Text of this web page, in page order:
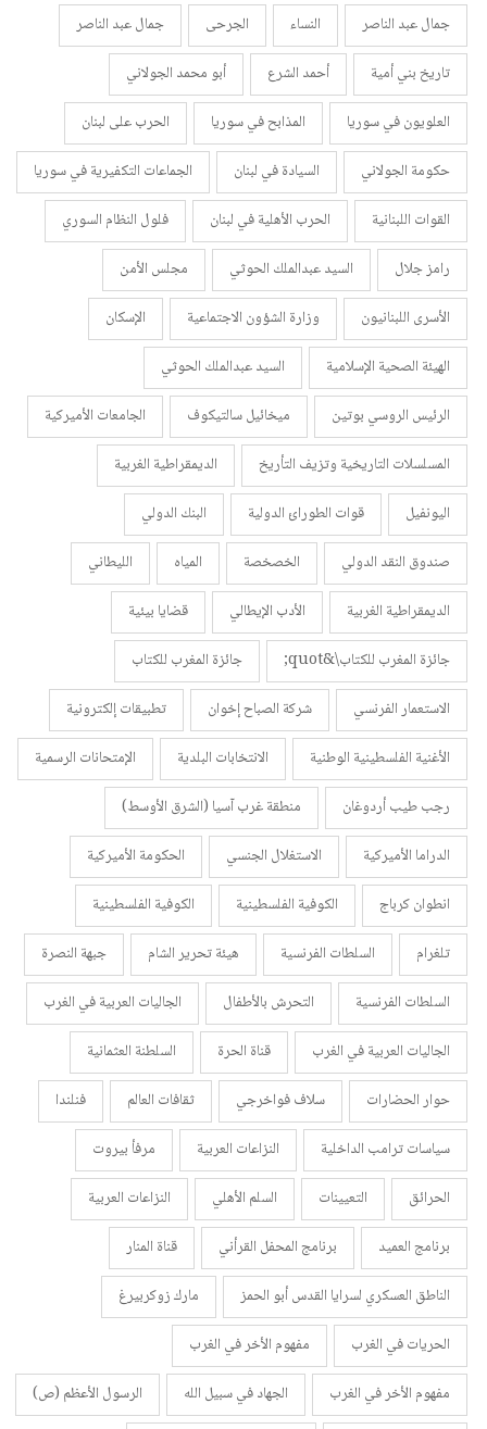
جمال عبد الناصر النساء الجرحى
جمال عبد الناصر
تاريخ بني أمية
أحمد الشرع
أبو محمد الجولاني
العلويون في سوريا
المذابح في سوريا
الحرب على لبنان
حكومة الجولاني
السيادة في لبنان
الجماعات التكفيرية في سوريا
القوات اللبنانية
الحرب الأهلية في لبنان
فلول النظام السوري
رامز جلال
السيد عبدالملك الحوثي
مجلس الأمن
الأسرى اللبنانيون
وزارة الشؤون الاجتماعية
الإسكان
الهيئة الصحية الإسلامية
السيد عبدالملك الحوثي
الرئيس الروسي بوتين
ميخائيل سالتيكوف
الجامعات الأميركية
المسلسلات التاريخية وتزيف التأريخ
الديمقراطية الغربية
اليونفيل
قوات الطورائ الدولية
البنك الدولي
صندوق النقد الدولي
الخصخصة المياه
الليطاني
الديمقراطية الغربية
الأدب الإيطالي
قضايا بيئية
جائزة المغرب للكتاب\&quot;
جائزة المغرب للكتاب
الاستعمار الفرنسي
شركة الصباح إخوان
تطبيقات إلكترونية
الأغنية الفلسطينية الوطنية
الانتخابات البلدية
الإمتحانات الرسمية
رجب طيب أردوغان
منطقة غرب آسيا (الشرق الأوسط)
الدراما الأميركية
الاستغلال الجنسي
الحكومة الأميركية
انطوان كرباج
الكوفية الفلسطينية
الكوفية الفلسطينية
تلغرام
السلطات الفرنسية هيئة تحرير الشام
جبهة النصرة
السلطات الفرنسية
التحرش بالأطفال
الجاليات العربية في الغرب
الجاليات العربية في الغرب
قناة الحرة
السلطنة العثمانية
حوار الحضارات
سلاف فواخرجي ثقافات العالم
فنلندا
سياسات ترامب الداخلية
النزاعات العربية
مرفأ بيروت
الحرائق
التعيينات السلم الأهلي
النزاعات العربية
برنامج العميد
برنامج المحفل القرأني
قناة المنار
الناطق العسكري لسرايا القدس أبو الحمز
مارك زوكربيرغ
الحريات في الغرب
مفهوم الأخر في الغرب
مفهوم الأخر في الغرب
الجهاد في سبيل الله
الرسول الأعظم (ص)